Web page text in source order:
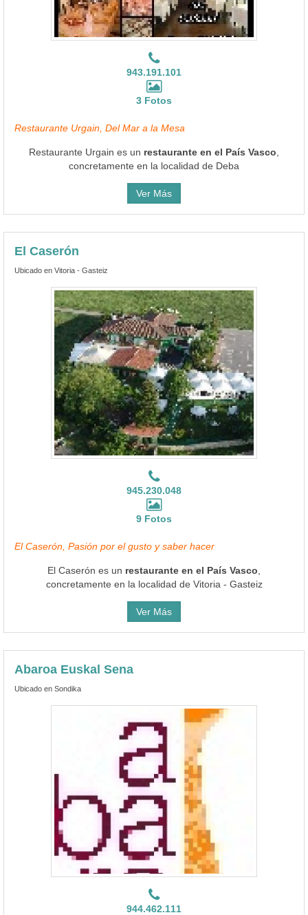
943.191.101
3 Fotos
Restaurante Urgain, Del Mar a la Mesa
Restaurante Urgain es un restaurante en el País Vasco
concretamente en la localidad de Deba
Ver Más
El Caserón
Ubicado en Vitoria - Gasteiz
945.230.048
9 Fotos
El Caserón, Pasión por el gusto y saber hacer
El Caserón es un restaurante en el País Vasco
concretamente en la localidad de Vitoria - Gasteiz
Ver Más
Abaroa Euskal Sena
Ubicado en Sondika
944.462.111